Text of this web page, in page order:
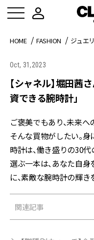
HOME FASHION ジュエ
Oct, 31,2023
【シャネル】堀田茜
資できる腕時計」
ご褒美でもあり、未来
そんな買物がしたい。
時計は、働き盛りの30
選ぶ一本は、あなた自身
に、素敵な腕時計の輝き
関連記事